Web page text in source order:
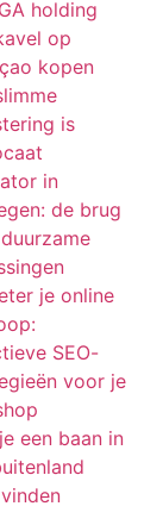
holding
op
kopen
is
in
de brug
je online
SEO-
voor je
een baan in